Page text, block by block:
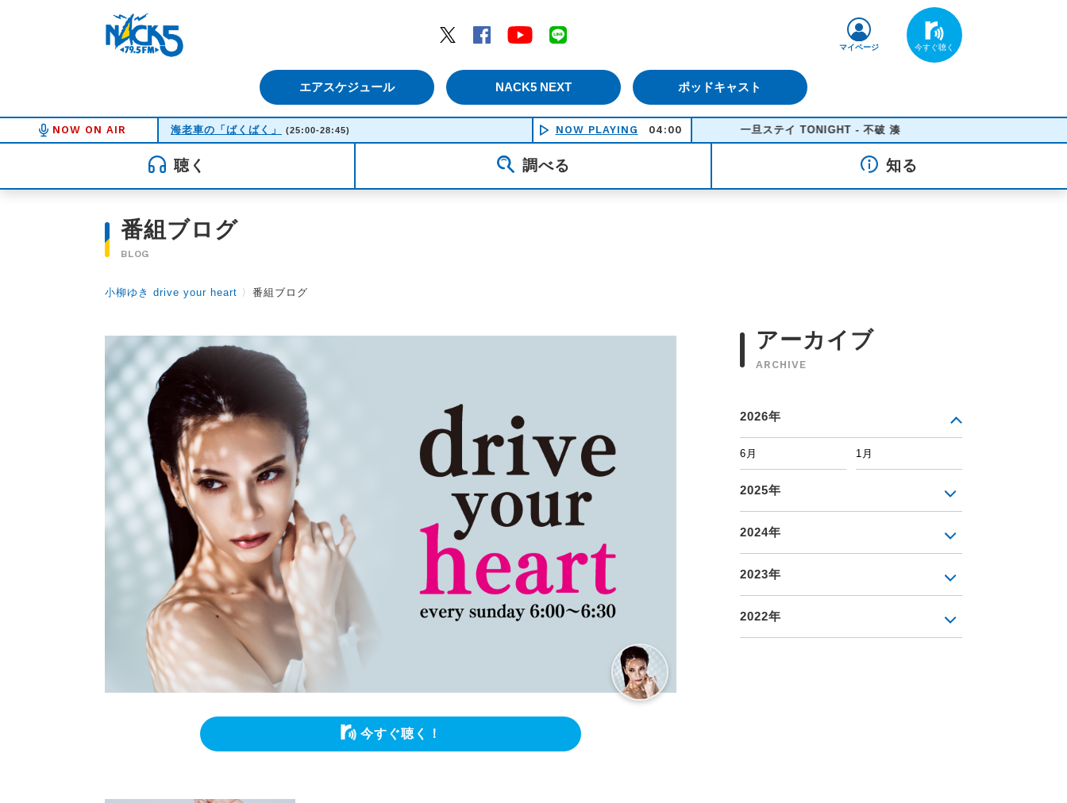
Twitter
Facebook YouTube
エアスケジュール NACK5 NEXT ポッドキャスト
マイページ
NOW ON AIR 海老車の「ばくばく」 (25:00-28:45) NOW PLAYING 04:00 一旦ステイ TONIGHT - 不破 湊
聴く 調べる 知る
番組ブログ
BLOG
小柳ゆき drive your heart 〉 番組ブログ
今すぐ聴く！
アーカイブ
ARCHIVE
2026年
6月 1月
2025年
2024年
2023年
2022年